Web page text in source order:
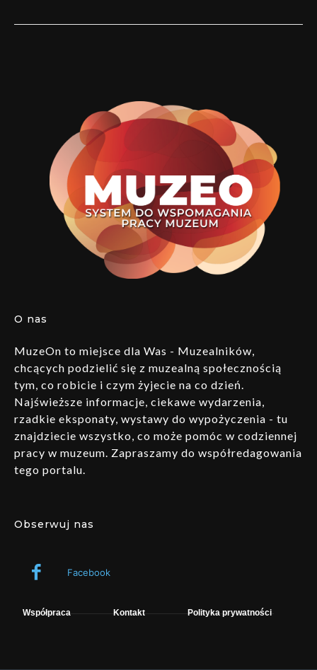
O nas
MuzeOn to miejsce dla Was - Muzealników,
chcących podzielić się z muzealną społecznością
tym, co robicie i czym żyjecie na co dzień.
Najświeższe informacje, ciekawe wydarzenia,
rzadkie eksponaty, wystawy do wypożyczenia - tu
znajdziecie wszystko, co może pomóc w codziennej
pracy w muzeum. Zapraszamy do współredagowania
tego portalu.
Obserwuj nas
Facebook
Współpraca Kontakt Polityka prywatności